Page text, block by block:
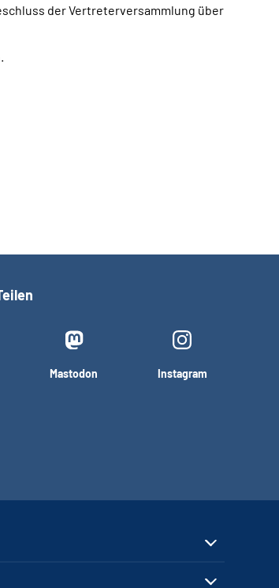
der Vertreterversammlung über
Mastodon Instagram